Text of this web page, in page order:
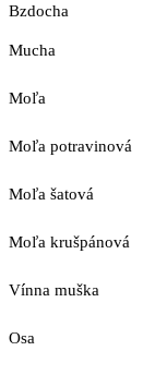
Bzdocha
Mucha
Moľa
Moľa potravinová
Moľa šatová
Moľa krušpánová
Vínna muška
Osa